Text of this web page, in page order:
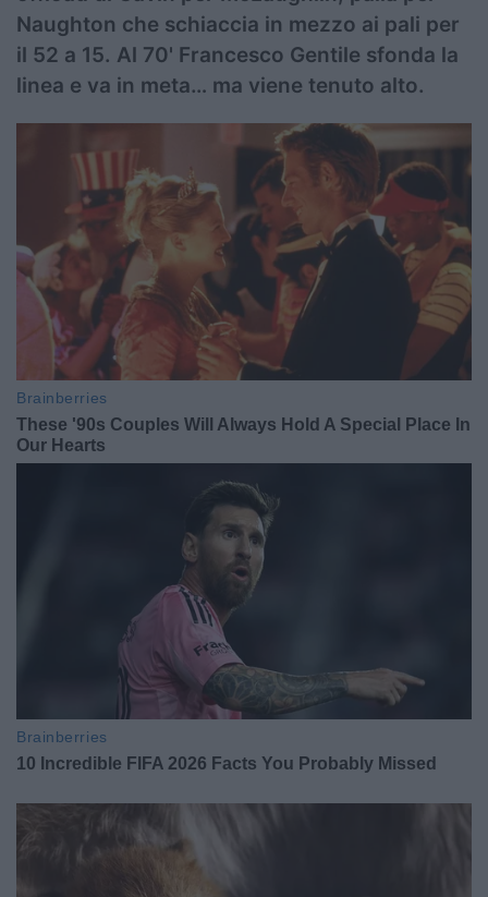
Naughton che schiaccia in mezzo ai pali per
il 52 a 15. Al 70' Francesco Gentile sfonda la
linea e va in meta… ma viene tenuto alto.